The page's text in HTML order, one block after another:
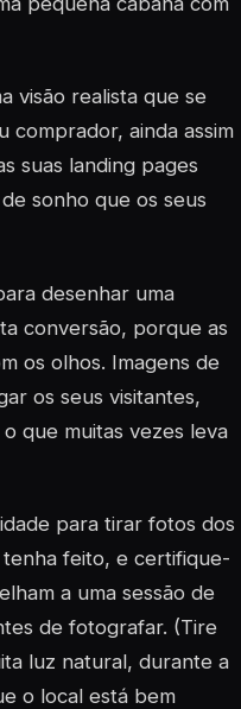
visão realista que se
comprador, ainda assim
suas landing pages
sonho que os seus
desenhar uma
conversão, porque as
os olhos. Imagens de
os seus visitantes,
que muitas vezes leva
para tirar fotos dos
tenha feito, e certifique-
a uma sessão de
de fotografar. (Tire
luz natural, durante a
o local está bem